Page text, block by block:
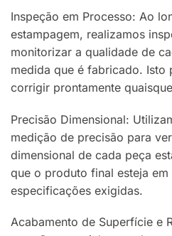
Inspeção em Processo: Ao
estampagem, realizamos
monitorizar a qualidade de
medida que é fabricado. Isto
corrigir prontamente
Precisão Dimensional:
medição de precisão para
dimensional de cada peça
que o produto final esteja
especificações exigidas.
Acabamento de Superfície e